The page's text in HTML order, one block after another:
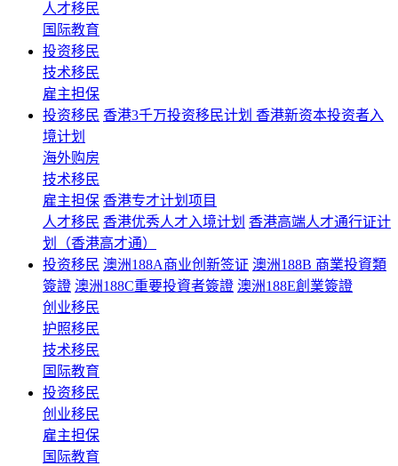
人才移民
国际教育
投资移民
技术移民
雇主担保
投资移民 香港3千万投资移民计划 香港新资本投资者入
境计划
海外购房
技术移民
雇主担保 香港专才计划项目
人才移民 香港优秀人才入境计划 香港高端人才通行证计
划（香港高才通）
投资移民 澳洲188A商业创新签证 澳洲188B 商業投資類
簽證 澳洲188C重要投資者簽證 澳洲188E創業簽證
创业移民
护照移民
技术移民
国际教育
投资移民
创业移民
雇主担保
国际教育